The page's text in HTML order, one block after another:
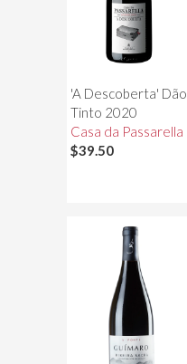
'A Descoberta' Dão
Tinto 2020
Casa da Passarella
$39.50